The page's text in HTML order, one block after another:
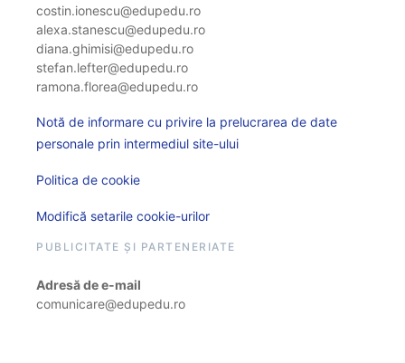
costin.ionescu@edupedu.ro
alexa.stanescu@edupedu.ro
diana.ghimisi@edupedu.ro
stefan.lefter@edupedu.ro
ramona.florea@edupedu.ro
Notă de informare cu privire la prelucrarea de date
personale prin intermediul site-ului
Politica de cookie
Modifică setarile cookie-urilor
PUBLICITATE ȘI PARTENERIATE
Adresă de e-mail
comunicare@edupedu.ro